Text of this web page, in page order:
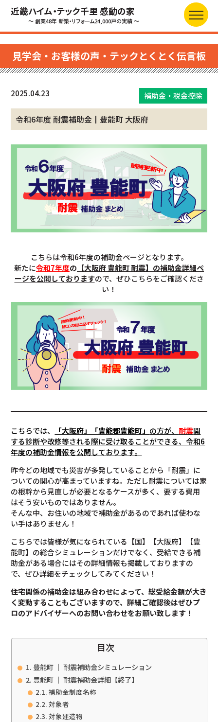
近畿ハイム・テック千里 感動の家
～ 創業48年 新築・リフォーム24,000戸の実績 ～
見学会・お客様の声・テックとくとく伝言板
2025.04.23 補助金・税金控除
令和6年度 耐震補助金┃豊能町 大阪府
こちらは令和6年度の補助金ページとなります。
新たに令和7年度の 【大阪府 豊能町 耐震】の補助金詳細ペ
ージを公開しておりますので、ぜひこちらをご確認くださ
い！
こちらでは、 「大阪府」「豊能郡豊能町」 の方が、 耐震関
する診断や改修等される際に受け取ることができる、令和6
年度の補助金情報を公開しております。
昨今どの地域でも災害が多発していることから「耐震」に
ついての関心が高まっていますね。ただし耐震については家
の根幹から見直しが必要となるケースが多く、要する費用
はそう安いものではありません。
そんな中、お住いの地域で補助金があるのであれば使わな
い手はありません！
こちらでは皆様が気になられている【国】【大阪府】【豊
能町】の総合シミュレーションだけでなく、受給できる補
助金がある場合にはその詳細情報も掲載しておりますの
で、ぜひ詳細をチェックしてみてください！
住宅関係の補助金は組み合わせによって、総受給金額が大き
く変動することもございますので、詳細ご確認後はぜひプ
ロのアドバイザーへのお問い合わせをお願い致します！
目次
豊能町 ｜ 耐震補助金シミュレーション
豊能町 ｜ 耐震補助金詳細【終了】
補助金制度名称
対象者
対象建造物